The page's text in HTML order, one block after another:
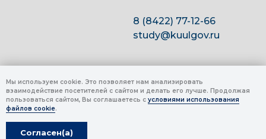
Мы используем cookie. Это позволяет нам анализировать
взаимодействие посетителей с сайтом и делать его лучше. Продолжая
пользоваться сайтом, Вы соглашаетесь с условиями использования
файлов cookie.
Согласен(а)
8 (8422) 77-12-66
study@kuulgov.ru